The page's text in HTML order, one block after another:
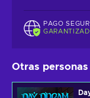
PAGO
Otras